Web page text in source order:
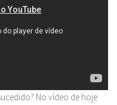
No vídeo de hoje